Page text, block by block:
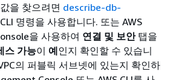
을 찾으려면 describe-db-
명령을 사용합니다. 또는 AWS
을 사용하여 연결 및 보안탭을
스 가능이 예인지 확인할 수 있습니
의 퍼블릭 서브넷에 있는지 확인하